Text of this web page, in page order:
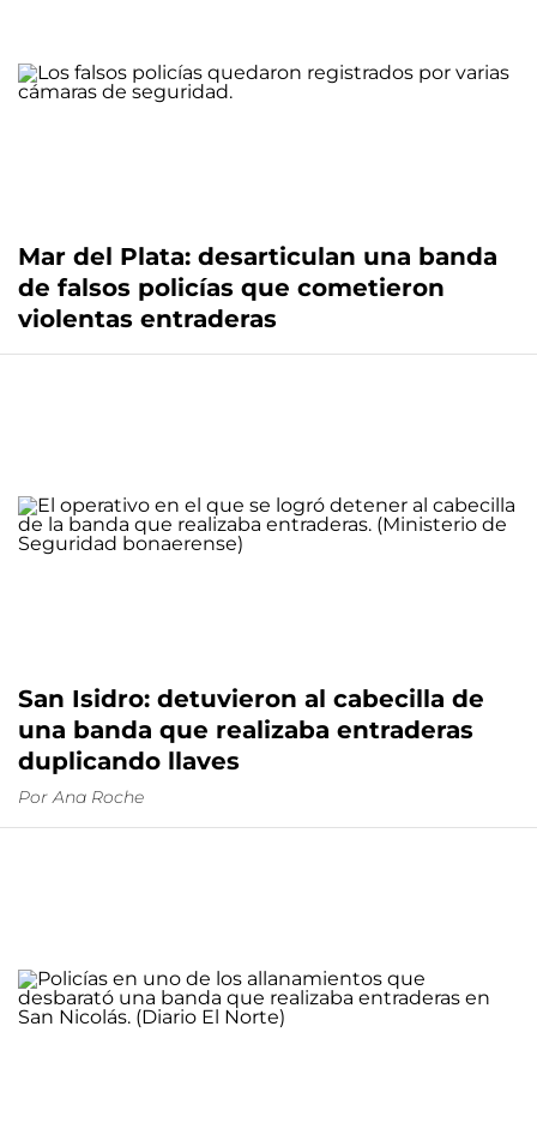
Mar del Plata: desarticulan una banda
de falsos policías que cometieron
violentas entraderas
San Isidro: detuvieron al cabecilla de
una banda que realizaba entraderas
duplicando llaves
Por Ana Roche